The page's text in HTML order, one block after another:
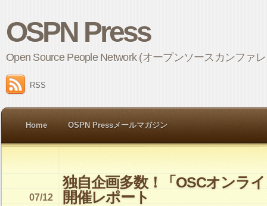
OSPN Press
Open Source People Network (オープンソースカンファ
RSS
Home OSPN Pressメールマガジン
独自企画多数！「OSCオンラ
開催レポート
07/12